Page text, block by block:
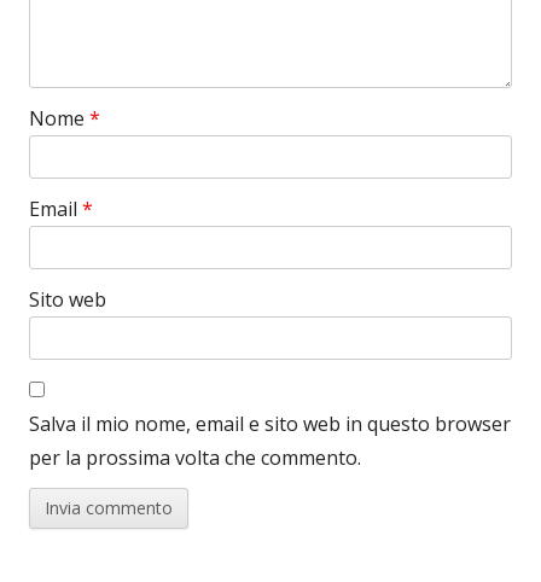
Nome *
Email *
Sito web
Salva il mio nome, email e sito web in questo browser
per la prossima volta che commento.